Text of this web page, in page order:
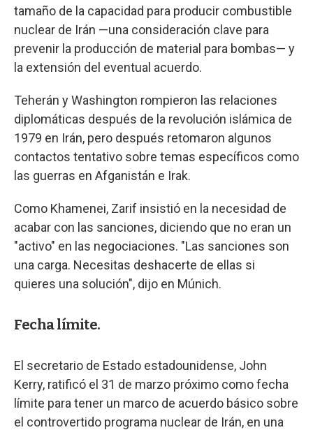
tamaño de la capacidad para producir combustible
nuclear de Irán —una consideración clave para
prevenir la producción de material para bombas— y
la extensión del eventual acuerdo.
Teherán y Washington rompieron las relaciones
diplomáticas después de la revolución islámica de
1979 en Irán, pero después retomaron algunos
contactos tentativo sobre temas específicos como
las guerras en Afganistán e Irak.
Como Khamenei, Zarif insistió en la necesidad de
acabar con las sanciones, diciendo que no eran un
"activo" en las negociaciones. "Las sanciones son
una carga. Necesitas deshacerte de ellas si
quieres una solución", dijo en Múnich.
Fecha límite.
El secretario de Estado estadounidense, John
Kerry, ratificó el 31 de marzo próximo como fecha
límite para tener un marco de acuerdo básico sobre
el controvertido programa nuclear de Irán, en una